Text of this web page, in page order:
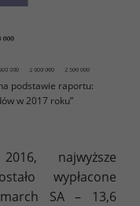
podstawie raportu:
w 2017 roku”
najwyższe
wypłacone
SA – 13,6